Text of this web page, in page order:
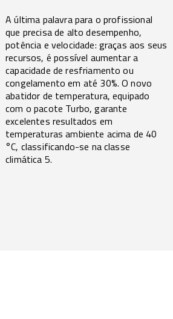
A última palavra para o profissional
que precisa de alto desempenho,
potência e velocidade: graças aos seus
recursos, é possível aumentar a
capacidade de resfriamento ou
congelamento em até 30%. O novo
abatidor de temperatura, equipado
com o pacote Turbo, garante
excelentes resultados em
temperaturas ambiente acima de 40
°C, classificando-se na classe
climática 5.